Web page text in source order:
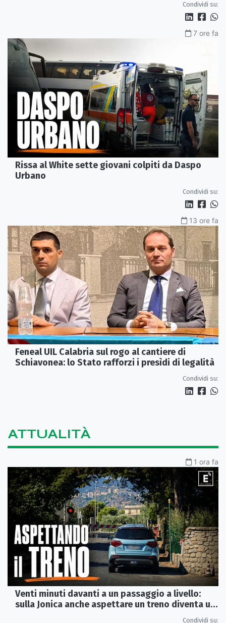
Condividi su:
7 ore fa
Rissa al White sette giovani colpiti da Daspo
Urbano
Condividi su:
13 ore fa
Feneal UIL Calabria sul rogo al cantiere di
Schiavonea: lo Stato rafforzi i presìdi di legalità
Condividi su:
ATTUALITÀ
1 ora fa
Venti minuti davanti a un passaggio a livello:
sulla Jonica anche aspettare un treno diventa un
Condividi su: